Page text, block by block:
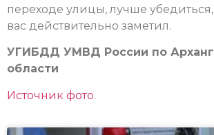
переходе улицы, лучше
вас действительно заметил.
УГИБДД УМВД России по
области
Источник фото.